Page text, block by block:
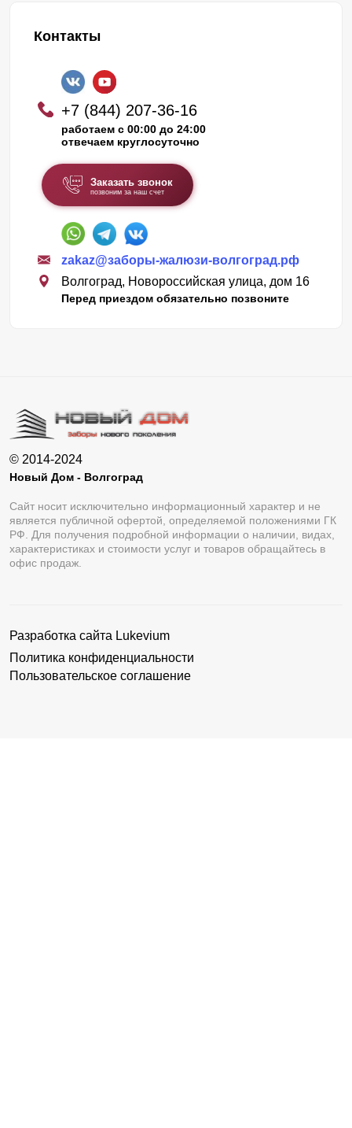
Контакты
+7 (844) 207-36-16
работаем с 00:00 до 24:00
отвечаем круглосуточно
Заказать звонок
позвоним за наш счет
zakaz@заборы-жалюзи-волгоград.рф
Волгоград, Новороссийская улица, дом 16
Перед приездом обязательно позвоните
© 2014-2024
Новый Дом - Волгоград
Сайт носит исключительно информационный характер и не
является публичной офертой, определяемой положениями ГК
РФ. Для получения подробной информации о наличии, видах,
характеристиках и стоимости услуг и товаров обращайтесь в
офис продаж.
Разработка сайта Lukevium
Политика конфиденциальности
Пользовательское соглашение